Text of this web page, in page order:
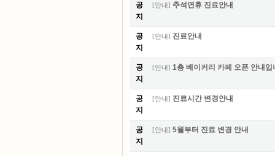
공
지
[안내] 추석연휴 진료안내
공
지
[안내] 진료안내
공
지
[안내] 1층 베이커리 카페 오픈 안내입
공
지
[안내] 진료시간 변경안내
공
지
[안내] 5월부터 진료 변경 안내